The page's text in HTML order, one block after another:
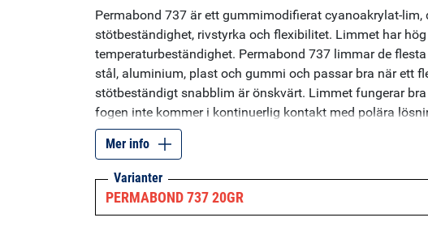
Permabond 737 är ett gummimodifierat cyanoakrylat-lim,
stötbeständighet, rivstyrka och flexibilitet. Limmet har
temperaturbeständighet. Permabond 737 limmar de
stål, aluminium, plast och gummi och passar bra när ett
stötbeständigt snabblim är önskvärt. Limmet fungerar
fogen inte kommer i kontinuerlig kontakt med polära
oxiderande ämnen. Specifikationer: Viskositet: 2000-4000
(gummi): 10-15 sekunder. Typ: Etyl
Mer info
Varianter
PERMABOND 737 20GR